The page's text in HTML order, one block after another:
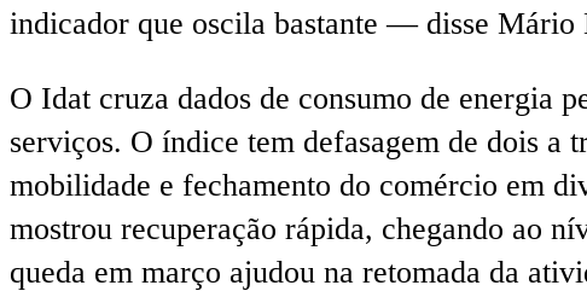
indicador que oscila bastante — disse
O Idat cruza dados de consumo de energia
serviços. O índice tem defasagem de dois a
mobilidade e fechamento do comércio em
mostrou recuperação rápida, chegando ao
queda em março ajudou na retomada da